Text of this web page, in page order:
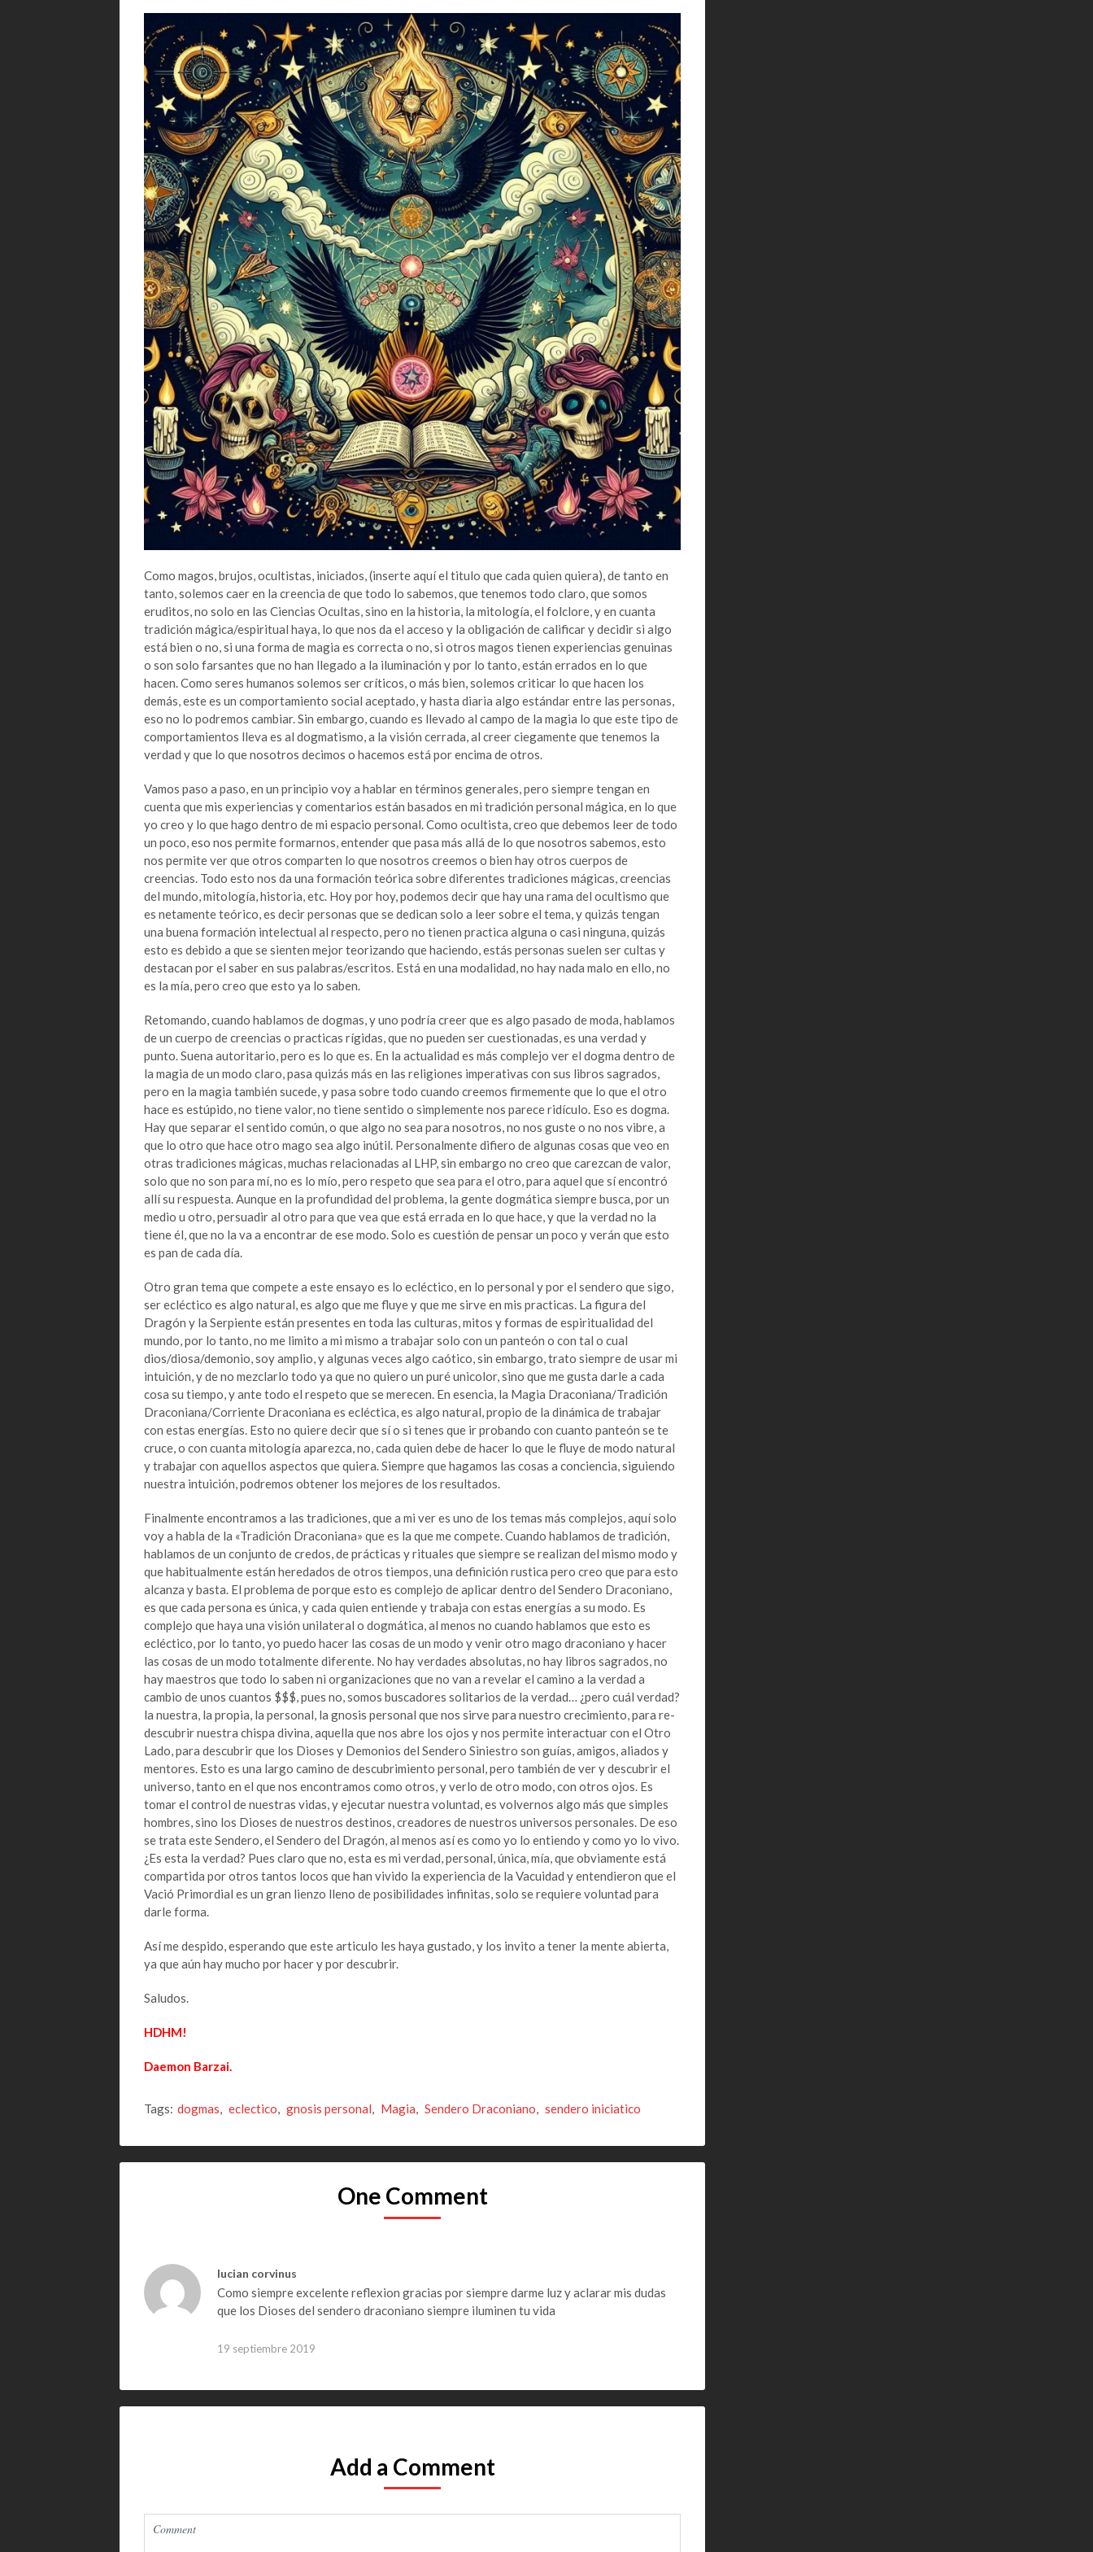
Como magos, brujos, ocultistas, iniciados, (inserte aquí el titulo que cada quien quiera), de tanto en
tanto, solemos caer en la creencia de que todo lo sabemos, que tenemos todo claro, que somos
eruditos, no solo en las Ciencias Ocultas, sino en la historia, la mitología, el folclore, y en cuanta
tradición mágica/espiritual haya, lo que nos da el acceso y la obligación de calificar y decidir si algo
está bien o no, si una forma de magia es correcta o no, si otros magos tienen experiencias genuinas
o son solo farsantes que no han llegado a la iluminación y por lo tanto, están errados en lo que
hacen. Como seres humanos solemos ser críticos, o más bien, solemos criticar lo que hacen los
demás, este es un comportamiento social aceptado, y hasta diaria algo estándar entre las personas,
eso no lo podremos cambiar. Sin embargo, cuando es llevado al campo de la magia lo que este tipo de
comportamientos lleva es al dogmatismo, a la visión cerrada, al creer ciegamente que tenemos la
verdad y que lo que nosotros decimos o hacemos está por encima de otros.
Vamos paso a paso, en un principio voy a hablar en términos generales, pero siempre tengan en
cuenta que mis experiencias y comentarios están basados en mi tradición personal mágica, en lo que
yo creo y lo que hago dentro de mi espacio personal. Como ocultista, creo que debemos leer de todo
un poco, eso nos permite formarnos, entender que pasa más allá de lo que nosotros sabemos, esto
nos permite ver que otros comparten lo que nosotros creemos o bien hay otros cuerpos de
creencias. Todo esto nos da una formación teórica sobre diferentes tradiciones mágicas, creencias
del mundo, mitología, historia, etc. Hoy por hoy, podemos decir que hay una rama del ocultismo que
es netamente teórico, es decir personas que se dedican solo a leer sobre el tema, y quizás tengan
una buena formación intelectual al respecto, pero no tienen practica alguna o casi ninguna, quizás
esto es debido a que se sienten mejor teorizando que haciendo, estás personas suelen ser cultas y
destacan por el saber en sus palabras/escritos. Está en una modalidad, no hay nada malo en ello, no
es la mía, pero creo que esto ya lo saben.
Retomando, cuando hablamos de dogmas, y uno podría creer que es algo pasado de moda, hablamos
de un cuerpo de creencias o practicas rígidas, que no pueden ser cuestionadas, es una verdad y
punto. Suena autoritario, pero es lo que es. En la actualidad es más complejo ver el dogma dentro de
la magia de un modo claro, pasa quizás más en las religiones imperativas con sus libros sagrados,
pero en la magia también sucede, y pasa sobre todo cuando creemos firmemente que lo que el otro
hace es estúpido, no tiene valor, no tiene sentido o simplemente nos parece ridículo. Eso es dogma.
Hay que separar el sentido común, o que algo no sea para nosotros, no nos guste o no nos vibre, a
que lo otro que hace otro mago sea algo inútil. Personalmente difiero de algunas cosas que veo en
otras tradiciones mágicas, muchas relacionadas al LHP, sin embargo no creo que carezcan de valor,
solo que no son para mí, no es lo mío, pero respeto que sea para el otro, para aquel que sí encontró
allí su respuesta. Aunque en la profundidad del problema, la gente dogmática siempre busca, por un
medio u otro, persuadir al otro para que vea que está errada en lo que hace, y que la verdad no la
tiene él, que no la va a encontrar de ese modo. Solo es cuestión de pensar un poco y verán que esto
es pan de cada día.
Otro gran tema que compete a este ensayo es lo ecléctico, en lo personal y por el sendero que sigo,
ser ecléctico es algo natural, es algo que me fluye y que me sirve en mis practicas. La figura del
Dragón y la Serpiente están presentes en toda las culturas, mitos y formas de espiritualidad del
mundo, por lo tanto, no me limito a mi mismo a trabajar solo con un panteón o con tal o cual
dios/diosa/demonio, soy amplio, y algunas veces algo caótico, sin embargo, trato siempre de usar mi
intuición, y de no mezclarlo todo ya que no quiero un puré unicolor, sino que me gusta darle a cada
cosa su tiempo, y ante todo el respeto que se merecen. En esencia, la Magia Draconiana/Tradición
Draconiana/Corriente Draconiana es ecléctica, es algo natural, propio de la dinámica de trabajar
con estas energías. Esto no quiere decir que sí o si tenes que ir probando con cuanto panteón se te
cruce, o con cuanta mitología aparezca, no, cada quien debe de hacer lo que le fluye de modo natural
y trabajar con aquellos aspectos que quiera. Siempre que hagamos las cosas a conciencia, siguiendo
nuestra intuición, podremos obtener los mejores de los resultados.
Finalmente encontramos a las tradiciones, que a mi ver es uno de los temas más complejos, aquí solo
voy a habla de la «Tradición Draconiana» que es la que me compete. Cuando hablamos de tradición,
hablamos de un conjunto de credos, de prácticas y rituales que siempre se realizan del mismo modo y
que habitualmente están heredados de otros tiempos, una definición rustica pero creo que para esto
alcanza y basta. El problema de porque esto es complejo de aplicar dentro del Sendero Draconiano,
es que cada persona es única, y cada quien entiende y trabaja con estas energías a su modo. Es
complejo que haya una visión unilateral o dogmática, al menos no cuando hablamos que esto es
ecléctico, por lo tanto, yo puedo hacer las cosas de un modo y venir otro mago draconiano y hacer
las cosas de un modo totalmente diferente. No hay verdades absolutas, no hay libros sagrados, no
hay maestros que todo lo saben ni organizaciones que no van a revelar el camino a la verdad a
cambio de unos cuantos $$$, pues no, somos buscadores solitarios de la verdad… ¿pero cuál verdad?
la nuestra, la propia, la personal, la gnosis personal que nos sirve para nuestro crecimiento, para re-
descubrir nuestra chispa divina, aquella que nos abre los ojos y nos permite interactuar con el Otro
Lado, para descubrir que los Dioses y Demonios del Sendero Siniestro son guías, amigos, aliados y
mentores. Esto es una largo camino de descubrimiento personal, pero también de ver y descubrir el
universo, tanto en el que nos encontramos como otros, y verlo de otro modo, con otros ojos. Es
tomar el control de nuestras vidas, y ejecutar nuestra voluntad, es volvernos algo más que simples
hombres, sino los Dioses de nuestros destinos, creadores de nuestros universos personales. De eso
se trata este Sendero, el Sendero del Dragón, al menos así es como yo lo entiendo y como yo lo vivo.
¿Es esta la verdad? Pues claro que no, esta es mi verdad, personal, única, mía, que obviamente está
compartida por otros tantos locos que han vivido la experiencia de la Vacuidad y entendieron que el
Vació Primordial es un gran lienzo lleno de posibilidades infinitas, solo se requiere voluntad para
darle forma.
Así me despido, esperando que este articulo les haya gustado, y los invito a tener la mente abierta,
ya que aún hay mucho por hacer y por descubrir.
Saludos.
HDHM!
Daemon Barzai.
Tags: dogmas, eclectico, gnosis personal, Magia, Sendero Draconiano, sendero iniciatico
One Comment
lucian corvinus
Como siempre excelente reflexion gracias por siempre darme luz y aclarar mis dudas
que los Dioses del sendero draconiano siempre iluminen tu vida
19 septiembre 2019
Add a Comment